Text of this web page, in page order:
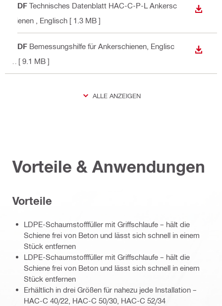
PDF Technisches Datenblatt HAC-C-P-L Ankersc
hienen
, Englisch [ 1.3 MB ]
PDF Bemessungshilfe für Ankerschienen , Englisc
[ 9.1 MB ]
ALLE ANZEIGEN
Vorteile & Anwendungen
Vorteile
LDPE-Schaumstofffüller mit Griffschlaufe – hält die
Schiene frei von Beton und lässt sich schnell in einem
Stück entfernen
LDPE-Schaumstofffüller mit Griffschlaufe – hält die
Schiene frei von Beton und lässt sich schnell in einem
Stück entfernen
Erhältlich in drei Größen für nahezu jede Installation –
HAC-C 40/22, HAC-C 50/30, HAC-C 52/34